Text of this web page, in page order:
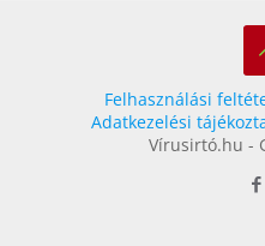
Felhasználási
Adatkezelési
Vírusirtó.hu -